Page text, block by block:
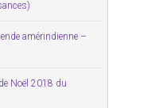
amérindienne –
Noël 2018 du